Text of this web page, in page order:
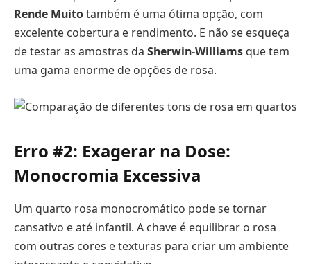
Rende Muitotambém é uma ótima opção, com
excelente cobertura e rendimento. E não se esqueça
de testar as amostras da Sherwin-Williams que tem
uma gama enorme de opções de rosa.
Erro #2: Exagerar na Dose:
Monocromia Excessiva
Um quarto rosa monocromático pode se tornar
cansativo e até infantil. A chave é equilibrar o rosa
com outras cores e texturas para criar um ambiente